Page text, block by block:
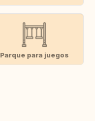
Parque para juegos